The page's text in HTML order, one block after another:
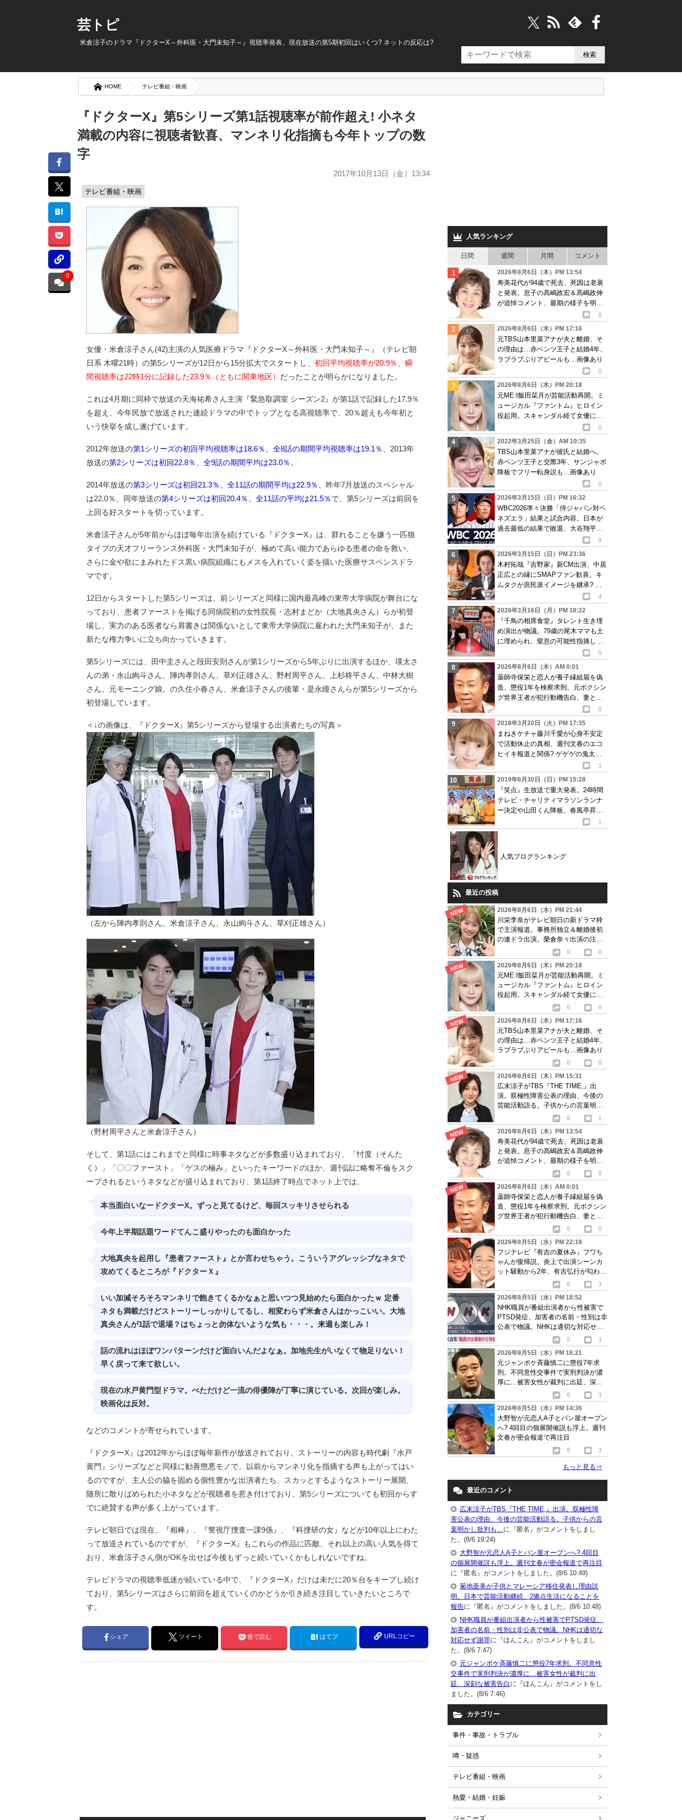
芸トピ
米倉涼子のドラマ『ドクターX～外科医・大門未知子～』視聴率発表、現在放送の第5期初回はいくつ? ネットの反応は?
HOME テレビ番組・映画
『ドクターX』第5シリーズ第1話視聴率が前作超え! 小ネタ
満載の内容に視聴者歓喜、マンネリ化指摘も今年トップの数
字
2017年10月13日（金）13:34
テレビ番組・映画
0
女優・米倉涼子さん(42)主演の人気医療ドラマ『ドクターX～外科医・大門未知子～』（テレビ朝
日系 木曜21時）の第5シリーズが12日から15分拡大でスタートし、 初回平均視聴率が20.9％、瞬
間視聴率は22時1分に記録した23.9％（ともに関東地区） だったことが明らかになりました。
これは4月期に同枠で放送の天海祐希さん主演『緊急取調室 シーズン2』が第1話で記録した17.9％
を超え、今年民放で放送された連続ドラマの中でトップとなる高視聴率で、20％超えも今年初と
いう快挙を成し遂げています。
2012年放送の第1シリーズの初回平均視聴率は18.6％、全8話の期間平均視聴率は19.1％
、2013年
放送の第2シリーズは初回22.8％、全9話の期間平均は23.0％ 。
2014年放送の第3シリーズは初回21.3％、全11話の期間平均は22.9％
、昨年7月放送のスペシャル
は22.0％、同年放送の第4シリーズは初回20.4％、全11話の平均は21.5％で、第5シリーズは前回を
上回る好スタートを切っています。
米倉涼子さんが5年前からほぼ毎年出演を続けている『ドクターX』は、群れることを嫌う一匹狼
タイプの天才フリーランス外科医・大門未知子が、極めて高い能力であらゆる患者の命を救い、
さらに金や欲にまみれたドス黒い病院組織にもメスを入れていく姿を描いた医療サスペンスドラ
マです。
12日からスタートした第5シリーズは、前シリーズと同様に国内最高峰の東帝大学病院が舞台にな
っており、患者ファーストを掲げる同病院初の女性院長・志村まどか（大地真央さん）らが初登
場し、実力のある医者なら肩書きは関係ないとして東帝大学病院に雇われた大門未知子が、また
新たな権力争いに立ち向かっていきます。
第5シリーズには、田中圭さんと段田安則さんが第1シリーズから5年ぶりに出演するほか、瑛太さ
んの弟・永山絢斗さん、陣内孝則さん、草刈正雄さん、野村周平さん、上杉柊平さん、中林大樹
さん、元モーニング娘。の久住小春さん、米倉涼子さんの後輩・是永瞳さんらが第5シリーズから
初登場しています。
＜↓の画像は、『ドクターX』第5シリーズから登場する出演者たちの写真＞
（左から陣内孝則さん、米倉涼子さん、永山絢斗さん、草刈正雄さん）
（野村周平さんと米倉涼子さん）
そして、第1話にはこれまでと同様に時事ネタなどが多数盛り込まれており、「忖度（そんた
く）」「〇〇ファースト」「ゲスの極み」といったキーワードのほか、週刊誌に略奪不倫をスク
ープされるというネタなどが盛り込まれており、第1話終了時点でネット上では、
本当面白いなードクターX。ずっと見てるけど、毎回スッキリさせられる
今年上半期話題ワードてんこ盛りやったのも面白かった
大地真央を起用し『患者ファースト』とか言わせちゃう。こういうアグレッシブなネタで
攻めてくるところが『ドクターＸ』
いい加減そろそろマンネリで飽きてくるかなぁと思いつつ見始めたら面白かったｗ 定番
ネタも満載だけどストーリーしっかりしてるし、相変わらず米倉さんはかっこいい。大地
真央さんが1話で退場？はちょっと勿体ないような気も・・・。来週も楽しみ！
話の流れはほぼワンパターンだけど面白いんだよなぁ。加地先生がいなくて物足りない！
早く戻って来て欲しい。
現在の水戸黄門型ドラマ。べただけど一流の俳優陣が丁寧に演じている。次回が楽しみ。
映画化は反対。
などのコメントが寄せられています。
『ドクターX』は2012年からほぼ毎年新作が放送されており、ストーリーの内容も時代劇『水戸
黄門』シリーズなどと同様に勧善懲悪モノで、以前からマンネリ化を指摘する声も上がってはい
るのですが、主人公の脇を固める個性豊かな出演者たち、スカッとするようなストーリー展開、
随所に散りばめられた小ネタなどが視聴者を惹き付けており、第5シリーズについても初回からす
でに絶賛する声が多く上がっています。
テレビ朝日では現在、『相棒』、『警視庁捜査一課9係』、『科捜研の女』などが10年以上にわた
って放送されているのですが、『ドクターX』もこれらの作品に匹敵、それ以上の高い人気を得て
おり、米倉涼子さん側がOKを出せば今後もずっと続いていくかもしれないですね。
テレビドラマの視聴率低迷が続いている中で、『ドクターX』だけは未だに20％台をキープし続け
ており、第5シリーズはさらに前回を超えていくのかどうか引き続き注目していきたいところで
す。
シェア ツイート 後で読む はてブ URLコピー
人気ランキング
日間 週間 月間 コメント
2026年8月6日（木）PM 13:54
寿美花代が94歳で死去、死因は老衰
と発表。息子の髙嶋政宏＆髙嶋政伸
が追悼コメント、最期の様子を明か
0
2026年8月6日（木）PM 17:16
元TBS山本里菜アナが夫と離婚、そ
の理由は…赤ベンツ王子と結婚4年、
ラブラブぶりアピールも…画像あり
0
2026年8月6日（木）PM 20:18
元ME:I飯田栞月が芸能活動再開。ミ
ュージカル『ファントム』ヒロイン
役起用。スキャンダル経て女優に転
0
2022年3月25日（金）AM 10:35
TBS山本里菜アナが彼氏と結婚へ。
赤ベンツ王子と交際3年、サンジャポ
降板でフリー転身説も…画像あり
0
2026年3月15日（日）PM 16:32
WBC2026準々決勝「侍ジャパン対ベ
ネズエラ」結果と試合内容。日本が
過去最低の結果で敗退、大谷翔平が
9
2026年3月15日（日）PM 23:36
木村拓哉『吉野家』新CM出演、中居
正広との縁にSMAPファン歓喜。キ
ムタクが庶民派イメージを継承? 動
4
2026年3月16日（月）PM 18:22
『千鳥の相席食堂』タレント生き埋
め演出が物議。79歳の尾木ママも土
に埋められ、窒息の可能性指摘し…
5
2026年8月6日（木）AM 0:01
薬師寺保栄と恋人が養子縁組届を偽
造、懲役1年を検察求刑。元ボクシン
グ世界王者が犯行動機告白、妻と離
0
2018年3月20日（火）PM 17:35
まねきケチャ藤川千愛が心身不安定
で活動休止の真相、週刊文春のエコ
ヒイキ報道と関係? ゲゲゲの鬼太郎
1
2019年6月30日（日）PM 15:28
『笑点』生放送で重大発表。24時間
テレビ・チャリティマラソンランナ
ー決定や山田くん降板、春風亭昇太
1
人気ブログランキング
最近の投稿
2026年8月6日（木）PM 21:44
川栄李奈がテレビ朝日の新ドラマ枠
で主演報道。事務所独立＆離婚後初
の連ドラ出演。榮倉奈々出演の注目
0
0
2026年8月6日（木）PM 20:18
元ME:I飯田栞月が芸能活動再開。ミ
ュージカル『ファントム』ヒロイン
役起用。スキャンダル経て女優に転
0
0
2026年8月6日（木）PM 17:16
元TBS山本里菜アナが夫と離婚、そ
の理由は…赤ベンツ王子と結婚4年、
ラブラブぶりアピールも…画像あり
0
0
2026年8月6日（木）PM 15:31
広末涼子がTBS『THE TIME,』出
演。双極性障害公表の理由、今後の
芸能活動語る。子供からの言葉明か
0
1
2026年8月6日（木）PM 13:54
寿美花代が94歳で死去、死因は老衰
と発表。息子の髙嶋政宏＆髙嶋政伸
が追悼コメント、最期の様子を明か
0
0
2026年8月6日（木）AM 0:01
薬師寺保栄と恋人が養子縁組届を偽
造、懲役1年を検察求刑。元ボクシン
グ世界王者が犯行動機告白、妻と離
0
0
2026年8月5日（水）PM 22:19
フジテレビ『有吉の夏休み』フワち
ゃんが復帰説。炎上で出演シーンカ
ット騒動から2年、有吉弘行が匂わせ
0
3
2026年8月5日（水）PM 18:52
NHK職員が番組出演者から性被害で
PTSD発症、加害者の名前・性別は非
公表で物議。NHKは適切な対応せず
0
3
2026年8月5日（水）PM 16:21
元ジャンポケ斉藤慎二に懲役7年求
刑。不同意性交事件で実刑判決が濃
厚に…被害女性が裁判に出廷、深刻
0
3
2026年8月5日（水）PM 14:36
大野智が元恋人A子とパン屋オープン
へ? 4回目の個展開催説も浮上。週刊
文春が密会報道で再注目
0
3
もっと見る⇒
最近のコメント
広末涼子がTBS『THE TIME,』出演。双極性障
害公表の理由、今後の芸能活動語る。子供からの言
葉明かし批判も… に『匿名』がコメントをしまし
た。(8/6 19:24)
大野智が元恋人A子とパン屋オープンへ? 4回目
の個展開催説も浮上。週刊文春が密会報道で再注目
に『匿名』がコメントをしました。(8/6 10:49)
菊地亜美が子供とマレーシア移住発表し理由説
明。日本で芸能活動継続、2拠点生活になることを
報告に『匿名』がコメントをしました。(8/6 10:48)
NHK職員が番組出演者から性被害でPTSD発症、
加害者の名前・性別は非公表で物議。NHKは適切な
対応せず謝罪に『ほんこん』がコメントをしまし
た。(8/6 7:47)
元ジャンポケ斉藤慎二に懲役7年求刑。不同意性
交事件で実刑判決が濃厚に…被害女性が裁判に出
廷、深刻な被害告白 に『ほんこん』がコメントをし
ました。(8/6 7:46)
カテゴリー
事件・事故・トラブル
噂・疑惑
テレビ番組・映画
熱愛・結婚・妊娠
ジャニーズ